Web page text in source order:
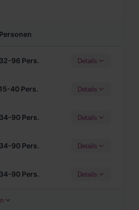
Personen
32-96 Pers. Details
15-40 Pers. Details
34-90 Pers. Details
34-90 Pers. Details
34-90 Pers. Details